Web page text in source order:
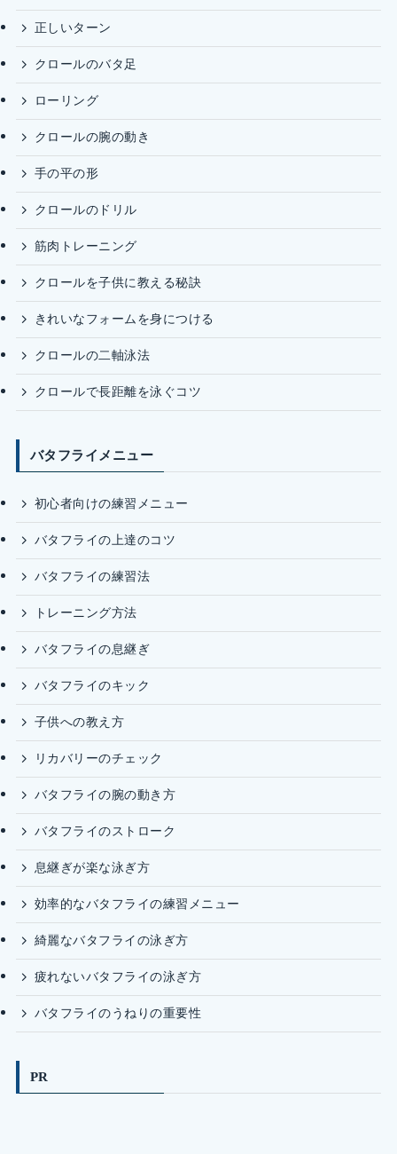
正しいターン
クロールのバタ足
ローリング
クロールの腕の動き
手の平の形
クロールのドリル
筋肉トレーニング
クロールを子供に教える秘訣
きれいなフォームを身につける
クロールの二軸泳法
クロールで長距離を泳ぐコツ
バタフライメニュー
初心者向けの練習メニュー
バタフライの上達のコツ
バタフライの練習法
トレーニング方法
バタフライの息継ぎ
バタフライのキック
子供への教え方
リカバリーのチェック
バタフライの腕の動き方
バタフライのストローク
息継ぎが楽な泳ぎ方
効率的なバタフライの練習メニュー
綺麗なバタフライの泳ぎ方
疲れないバタフライの泳ぎ方
バタフライのうねりの重要性
PR